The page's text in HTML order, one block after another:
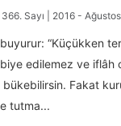
366. Sayı | 2016 - Ağustos
“Küçükken
edilemez ve iflâh
Fakat
tutma...